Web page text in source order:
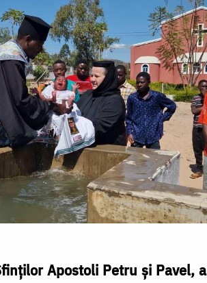
Apostoli Petru şi Pavel,